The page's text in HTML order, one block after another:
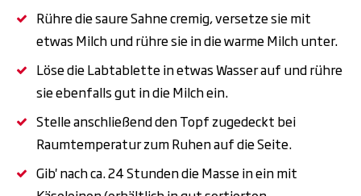
Rühre die saure Sahne cremig, versetze sie mit
etwas Milch und rühre sie in die warme Milch unter.
Löse die Labtablette in etwas Wasser auf und rühre
sie ebenfalls gut in die Milch ein.
Stelle anschließend den Topf zugedeckt bei
Raumtemperatur zum Ruhen auf die Seite.
Gib' nach ca. 24 Stunden die Masse in ein mit